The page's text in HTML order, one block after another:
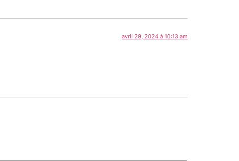
avril 29, 2024 à 10:13 am